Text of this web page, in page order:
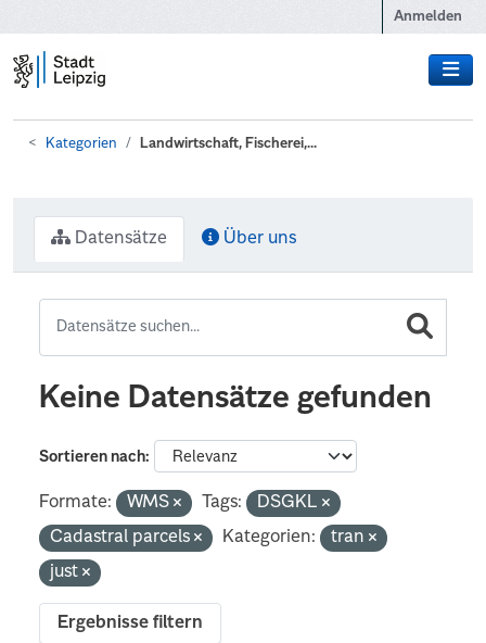
Anmelden
Kategorien Landwirtschaft, Fischerei,...
Datensätze Über uns
Keine Datensätze gefunden
Sortieren nach
Formate: WMS Tags:
DSGKL
Cadastral parcels
Kategorien:
tran
just
Ergebnisse filtern